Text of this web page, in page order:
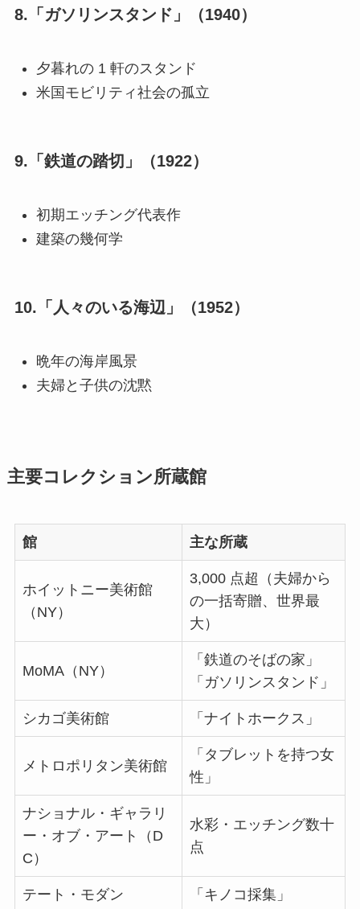
8.「ガソリンスタンド」（1940）
夕暮れの 1 軒のスタンド
米国モビリティ社会の孤立
9.「鉄道の踏切」（1922）
初期エッチング代表作
建築の幾何学
10.「人々のいる海辺」（1952）
晩年の海岸風景
夫婦と子供の沈黙
主要コレクション所蔵館
館 主な所蔵
ホイットニー美術館
（NY）
3,000 点超（夫婦から
の一括寄贈、世界最
大）
MoMA（NY）
「鉄道のそばの家」
「ガソリンスタンド」
シカゴ美術館 「ナイトホークス」
メトロポリタン美術館
「タブレットを持つ女
性」
ナショナル・ギャラリ
ー・オブ・アート（D
C）
水彩・エッチング数十
点
テート・モダン 「キノコ採集」